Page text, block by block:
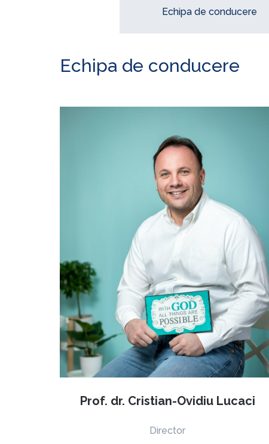
Echipa de conducere
Echipa de conducere
Prof. dr. Cristian-Ovidiu Lucaci
Director